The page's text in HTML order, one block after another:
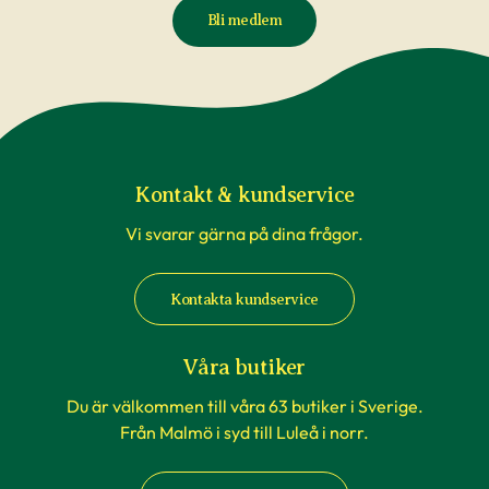
Reklamationer i samband med att växter blivit
påverkade av temperaturförändringar under
transport är inte underlag för reklamation. Om
du beställer till en av våra butiker, sköts detta av
rådande väderförhållanden.
När du köper häckväxter - före
plantering
Att förbereda grävningen är att rekommendera,
men tänk på att inte boka markanläggare,
hyrsläp eller andra tjänster kopplat till själva
planteringen innan du vet säkert att
häckplantorna är på plats hemma. Våra
leveranstider kan komma att ändras när du
Bli medlem
Kontakt & kundservice
Vi svarar gärna på dina frågor.
Kontakta kundservice
Våra butiker
Du är välkommen till våra 63 butiker i Sverige.
Från Malmö i syd till Luleå i norr.